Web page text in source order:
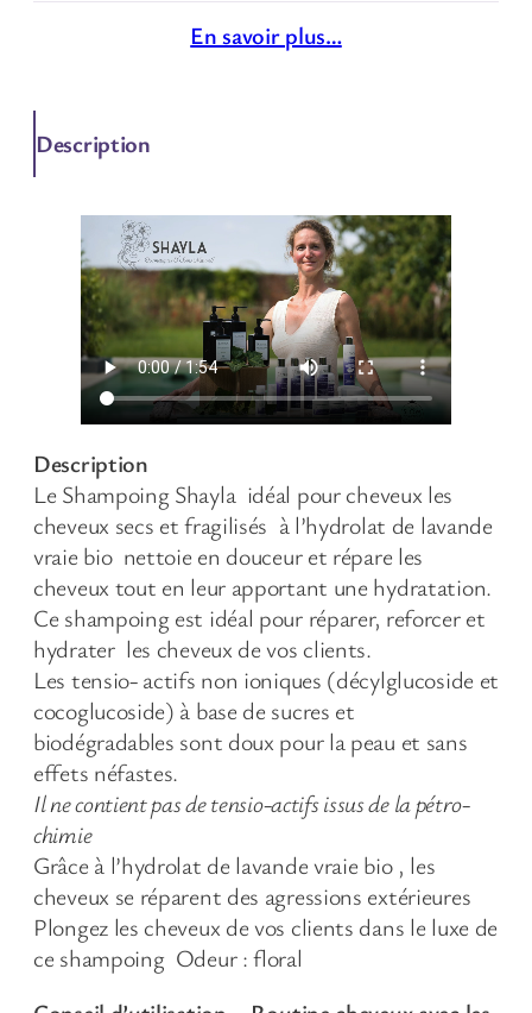
En savoir plus…
Description
Description
Le Shampoing Shayla idéal pour cheveux les
cheveux secs et fragilisés à l’hydrolat de lavande
vraie bio nettoie en douceur et répare les
cheveux tout en leur apportant une hydratation.
Ce shampoing est idéal pour réparer, reforcer et
hydrater les cheveux de vos clients.
Les tensio- actifs non ioniques (décylglucoside et
cocoglucoside) à base de sucres et
biodégradables sont doux pour la peau et sans
effets néfastes.
Il ne contient pas de tensio-actifs issus de la pétro-
chimie
Grâce à l’hydrolat de lavande vraie bio , les
cheveux se réparent des agressions extérieures
Plongez les cheveux de vos clients dans le luxe de
ce shampoing Odeur : floral